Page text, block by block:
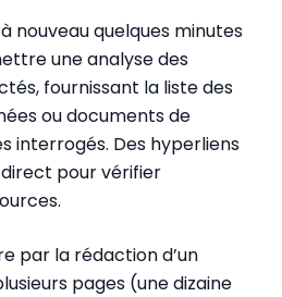
nouveau quelques minutes
une analyse des
fournissant la liste des
ou documents de
interrogés. Des hyperliens
pour vérifier
par la rédaction d’un
pages (une dizaine